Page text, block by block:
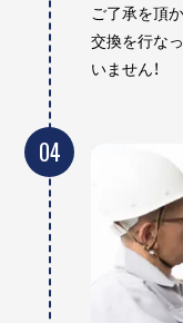
ご了承を頂
交換を行な
いません！
04